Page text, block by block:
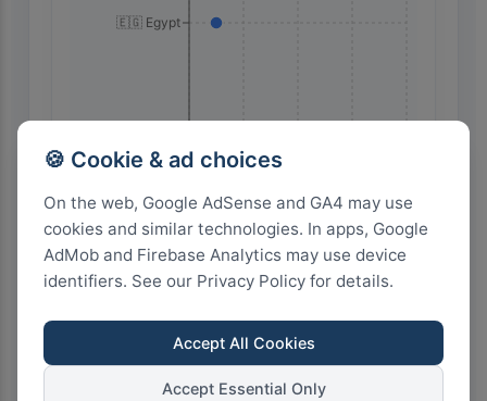
🍪 Cookie & ad choices
On the web, Google AdSense and GA4 may use
cookies and similar technologies. In apps, Google
AdMob and Firebase Analytics may use device
identifiers. See our Privacy Policy for details.
Accept All Cookies
Accept Essential Only
🇪🇬 Egypt